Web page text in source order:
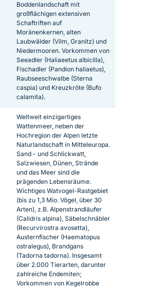
Boddenlandschaft mit
großflächigen extensiven
Schaftriften auf
Moränenkernen, alten
Laubwälder (Vilm, Granitz) und
Niedermooren. Vorkommen von
Seeadler (Haliaeetus albicilla),
Fischadler (Pandion haliaetus),
Raubseeschwalbe (Sterna
caspia) und Kreuzkröte (Bufo
calamita).
Weltweit einzigartiges
Wattenmeer, neben der
Hochregion der Alpen letzte
Naturlandschaft in Mitteleuropa.
Sand - und Schlickwatt,
Salzwiesen, Dünen, Strände
und das Meer sind die
prägenden Lebensräume.
Wichtiges Watvogel-Rastgebiet
(bis zu 1,3 Mio. Vögel, über 30
Arten), z.B. Alpenstrandläufer
(Calidris alpina), Säbelschnäbler
(Recurvirostra avosetta),
Austernfischer (Haematopus
ostralegus), Brandgans
(Tadorna tadorna). Insgesamt
über 2.000 Tierarten, darunter
zahlreiche Endemiten;
Vorkommen von Kegelrobbe